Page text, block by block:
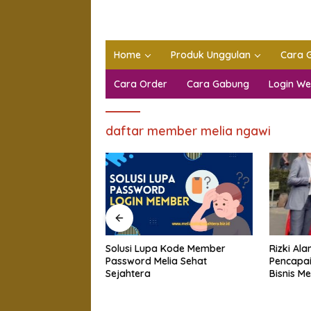
Home Produk Unggulan Cara
Cara Order Cara Gabung Login
daftar member melia ngawi
Rizki Alamsyah Putra
Pencapaian Honda Brio Dari
Bisnis Melia
New
Sehat
2023